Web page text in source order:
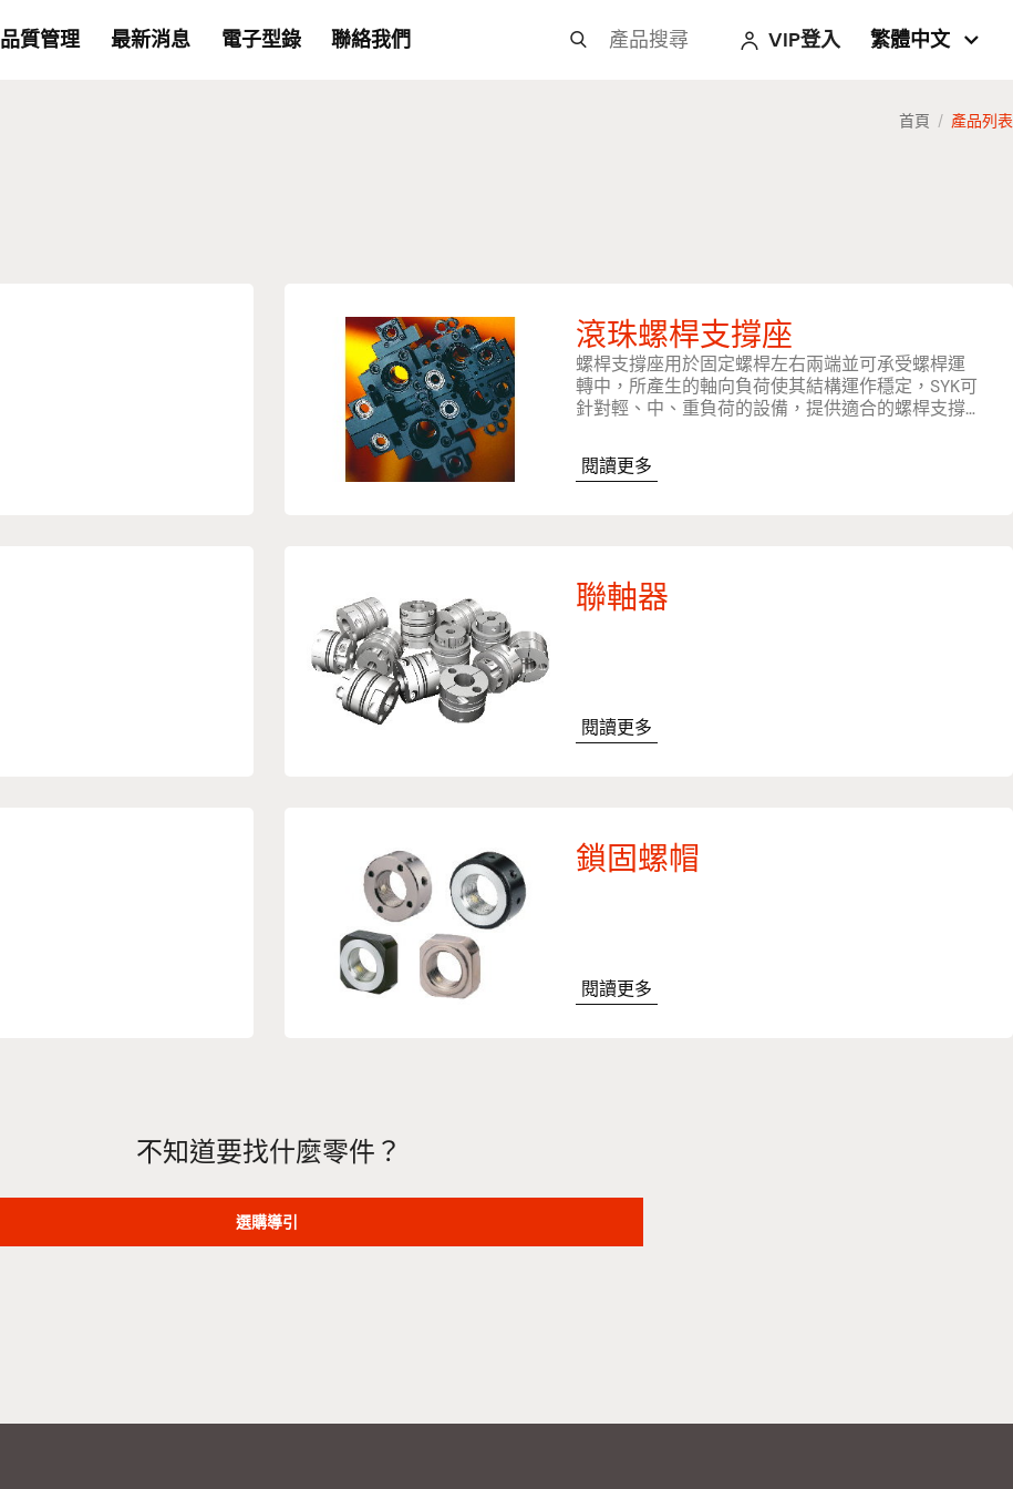
品質管理 最新消息 電子型錄 聯絡我們   VIP登入 繁體中文 
首頁 / 產品列表
滾珠螺桿支撐座
螺桿支撐座用於固定螺桿左右兩端並可承受螺桿運
轉中，所產生的軸向負荷使其結構運作穩定，SYK可
針對輕、中、重負荷的設備，提供適合的螺桿支撐
提供不同等級搭配的支撐座。
閱讀更多
聯軸器
閱讀更多
鎖固螺帽
閱讀更多
不知道要找什麼零件？
選購導引